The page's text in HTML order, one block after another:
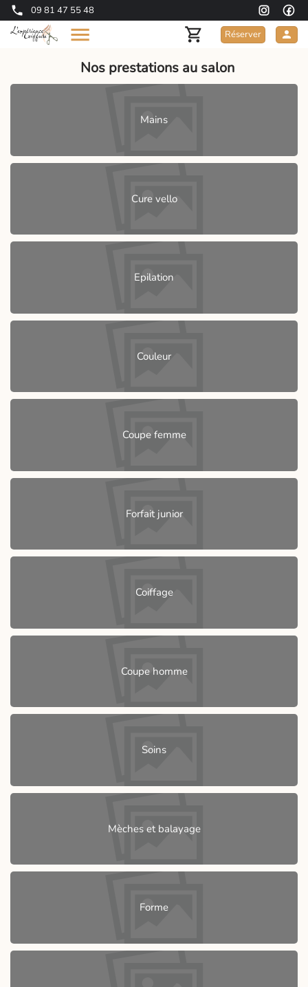
09 81 47 55 48
Réserver
Nos prestations au salon
Mains
Cure vello
Epilation
Couleur
Coupe femme
Forfait junior
Coiffage
Coupe homme
Soins
Mèches et balayage
Forme